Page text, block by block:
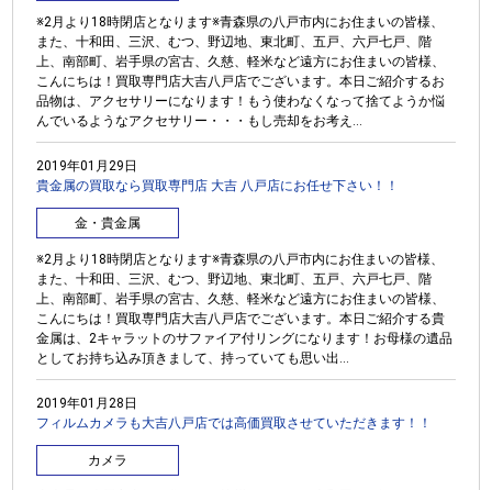
※2月より18時閉店となります※青森県の八戸市内にお住まいの皆様、
また、十和田、三沢、むつ、野辺地、東北町、五戸、六戸七戸、階
上、南部町、岩手県の宮古、久慈、軽米など遠方にお住まいの皆様、
こんにちは！買取専門店大吉八戸店でございます。本日ご紹介するお
品物は、アクセサリーになります！もう使わなくなって捨てようか悩
んでいるようなアクセサリー・・・もし売却をお考え...
2019年01月29日
貴金属の買取なら買取専門店 大吉 八戸店にお任せ下さい！！
金・貴金属
※2月より18時閉店となります※青森県の八戸市内にお住まいの皆様、
また、十和田、三沢、むつ、野辺地、東北町、五戸、六戸七戸、階
上、南部町、岩手県の宮古、久慈、軽米など遠方にお住まいの皆様、
こんにちは！買取専門店大吉八戸店でございます。本日ご紹介する貴
金属は、2キャラットのサファイア付リングになります！お母様の遺品
としてお持ち込み頂きまして、持っていても思い出...
2019年01月28日
フィルムカメラも大吉八戸店では高価買取させていただきます！！
カメラ